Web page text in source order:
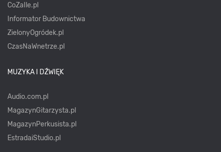
CoZaIle.pl
Informator Budownictwa
ZielonyOgródek.pl
CzasNaWnetrze.pl
MUZYKA I DŹWIĘK
Audio.com.pl
MagazynGitarzysta.pl
MagazynPerkusista.pl
EstradaiStudio.pl